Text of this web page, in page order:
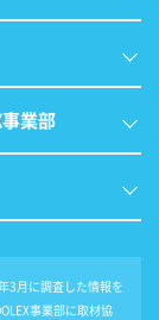
業部
3月に調査した情報を
事業部に取材協